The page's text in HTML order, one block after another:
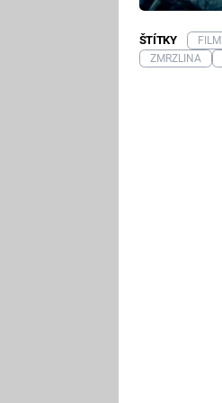
ŠTÍTKY FILM
ZMRZLINA